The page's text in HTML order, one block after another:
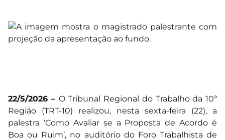
22/5/2026 – O Tribunal Regional do Trabalho da 10ª
Região (TRT-10) realizou, nesta sexta-feira (22), a
palestra ‘Como Avaliar se a Proposta de Acordo é
Boa ou Ruim’, no auditório do Foro Trabalhista de